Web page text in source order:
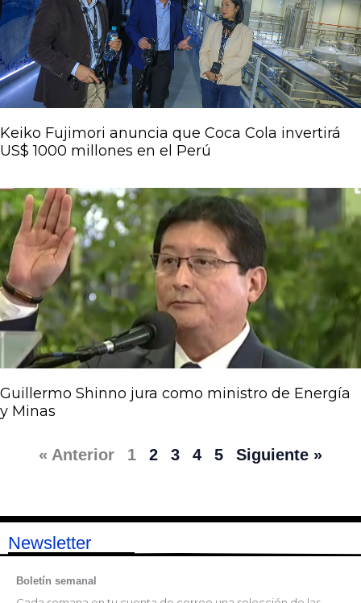
Keiko Fujimori anuncia que Coca Cola invertirá
US$ 1000 millones en el Perú
Guillermo Shinno jura como ministro de Energía
y Minas
« Anterior 1 2 3 4 5 Siguiente »
Newsletter
Boletín semanal